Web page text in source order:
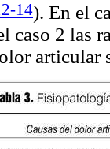
14). En el
caso 2 las
articular